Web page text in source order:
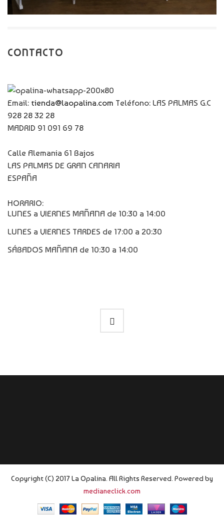
CONTACTO
Email: tienda@laopalina.com Teléfono: LAS PALMAS G.C
928 28 32 28
MADRID 91 091 69 78
Calle Alemania 61 Bajos
LAS PALMAS DE GRAN CANARIA
ESPAÑA
HORARIO:
LUNES a VIERNES MAÑANA de 10:30 a 14:00
LUNES a VIERNES TARDES de 17:00 a 20:30
SÁBADOS MAÑANA de 10:30 a 14:00
Copyright (C) 2017 La Opalina. All Rights Reserved. Powered by
medianeclick.com